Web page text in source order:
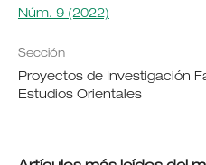
Núm. 9 (2022)
Sección
Proyectos de Investigación
Estudios Orientales